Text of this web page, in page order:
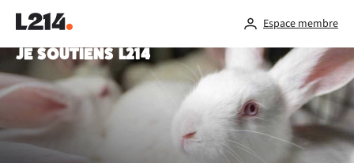
Espace membre
JE SOUTIENS L214